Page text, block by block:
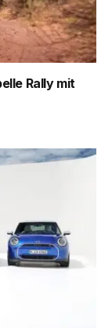
Rally mit